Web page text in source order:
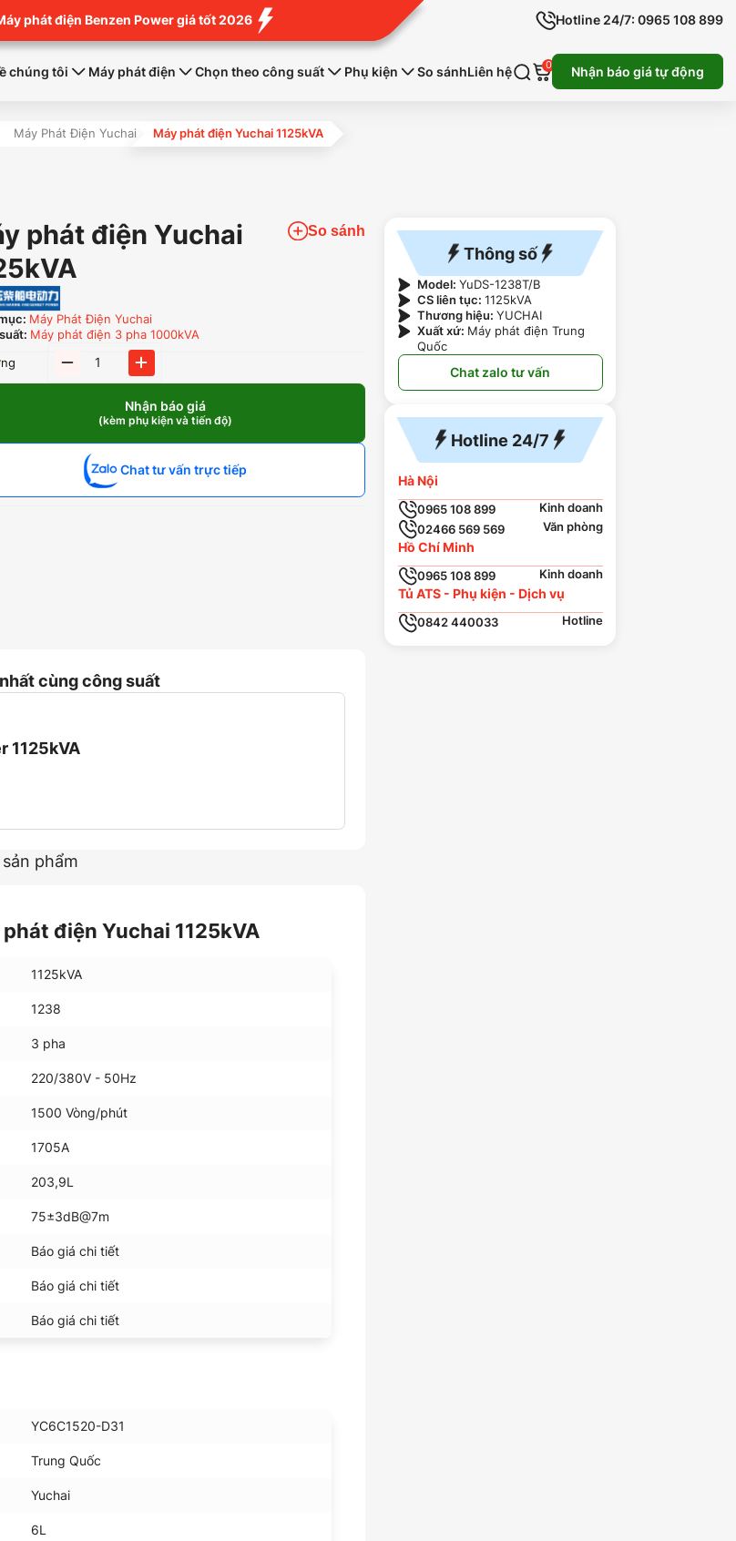
phát điện Benzen Power giá tốt 2026 Hotline 24/7: 0965 108 899
chúng tôi Máy phát điện Chọn theo công suất Phụ kiện So sánhLiên hệ 0 Nhận báo giá tự động
Máy Phát Điện Yuchai Máy phát điện Yuchai 1125kVA
phát điện Yuchai
So sánh
Máy Phát Điện Yuchai
Máy phát điện 3 pha 1000kVA
Máy
1125kVA
số
lượng
Nhận báo giá
(kèm phụ kiện và tiến độ)
Chat tư vấn trực tiếp
cùng công suất
1125kVA
phẩm
điện Yuchai 1125kVA
1125kVA
1238
3 pha
220/380V - 50Hz
1500 Vòng/phút
1705A
203,9L
75±3dB@7m
Báo giá chi tiết
Báo giá chi tiết
Báo giá chi tiết
YC6C1520-D31
Trung Quốc
Yuchai
6L
Thông số
Model:YuDS-1238T/B
CS liên tục:1125kVA
Thương hiệu:YUCHAI
Xuất xứ: Máy phát điện Trung
Quốc
Chat zalo tư vấn
Hotline 24/7
Hà Nội
0965 108 899
Kinh doanh
02466 569 569
Văn phòng
Hồ Chí Minh
0965 108 899 Kinh doanh
Tủ ATS - Phụ kiện - Dịch vụ
0842 440033 Hotline